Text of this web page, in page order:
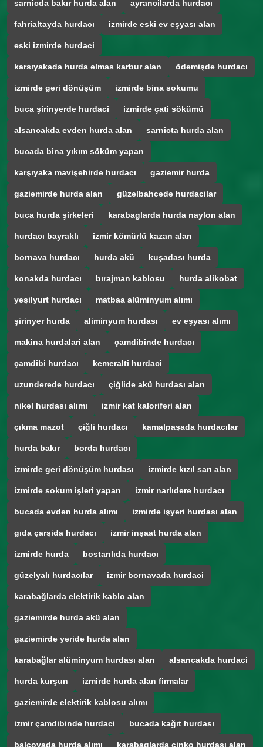
sarnicda bakır hurda alan ayrancilarda hurdacı
fahrialtayda hurdacı izmirde eski ev eşyası alan
eski izmirde hurdaci
karsıyakada hurda elmas karbur alan ödemişde hurdacı
izmirde geri dönüşüm izmirde bina sokumu
buca şirinyerde hurdaci izmirde çati sökümü
alsancakda evden hurda alan sarnicta hurda alan
bucada bina yıkım söküm yapan
karşıyaka mavişehirde hurdacı gaziemir hurda
gaziemirde hurda alan güzelbahcede hurdacilar
buca hurda şirkeleri karabaglarda hurda naylon alan
hurdacı bayraklı izmir kömürlü kazan alan
bornava hurdacı hurda akü kuşadası hurda
konakda hurdacı bırajman kablosu hurda alikobat
yeşilyurt hurdacı matbaa alüminyum alımı
şirinyer hurda aliminyum hurdası ev eşyası alımı
makina hurdalari alan çamdibinde hurdacı
çamdibi hurdacı kemeralti hurdaci
uzunderede hurdacı çiğlide akü hurdası alan
nikel hurdası alımı izmir kat kaloriferi alan
çıkma mazot çiğli hurdacı kamalpaşada hurdacılar
hurda bakır borda hurdacı
izmirde geri dönüşüm hurdası izmirde kızıl sarı alan
izmirde sokum işleri yapan izmir narlıdere hurdacı
bucada evden hurda alımı izmirde işyeri hurdası alan
gıda çarşida hurdacı izmir inşaat hurda alan
izmirde hurda bostanlıda hurdacı
güzelyalı hurdacılar izmir bornavada hurdaci
karabağlarda elektirik kablo alan
gaziemirde hurda akü alan
gaziemirde yeride hurda alan
karabağlar alüminyum hurdası alan alsancakda hurdaci
hurda kurşun izmirde hurda alan firmalar
gaziemirde elektirik kablosu alımı
izmir çamdibinde hurdaci bucada kağıt hurdası
balçovada hurda alımı karabaglarda çinko hurdası alan